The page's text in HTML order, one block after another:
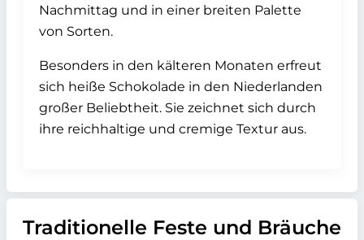
Nachmittag und in einer breiten Palette
von Sorten.
Besonders in den kälteren Monaten erfreut
sich heiße Schokolade in den Niederlanden
großer Beliebtheit. Sie zeichnet sich durch
ihre reichhaltige und cremige Textur aus.
Traditionelle Feste und Bräuche